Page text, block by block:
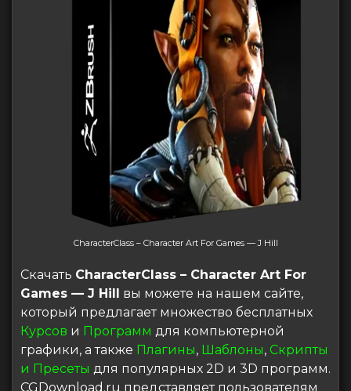
CharacterClass – Character Art For Games — J Hill
Скачать CharacterClass – Character Art For
Games — J Hill вы можете на нашем сайте,
который предлагает множество бесплатных
Курсов и Программ для компьютерной
графики, а также Плагины, Шаблоны, Скрипты
и Пресеты для популярных 2D и 3D программ.
CGDownload.ru представляет пользователям